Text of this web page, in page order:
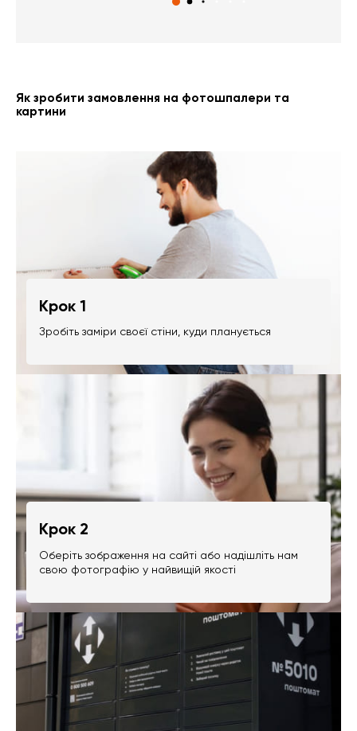
Як зробити замовлення на фотошпалери та
картини
Крок 1
Зробіть заміри своєї стіни, куди планується
Крок 2
Оберіть зображення на сайті або надішліть нам
свою фотографію у найвищій якості